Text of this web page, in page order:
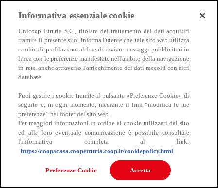
Carne
Carne
Bovino
Informativa essenziale cookie
Unicoop Etruria S.C., titolare del trattamento dei dati acquisiti
tramite il presente sito, informa l'utente che tale sito web utilizza
cookie di profilazione al fine di inviare messaggi pubblicitari in
linea con le preferenze manifestate nell'ambito della navigazione
in rete, anche attraverso l'arricchimento dei dati raccolti con altri
database.
Puoi gestire i cookie tramite il pulsante «Preferenze Cookie» di
seguito e, in ogni momento, mediante il link “modifica le tue
preferenze” nel footer del sito web.
Per maggiori informazioni in ordine ai cookie utilizzati dal sito
ed alla loro eventuale comunicazione è possibile consultare
l'informativa completa al link:
https://coopacasa.coopetruria.coop.it/cookiepolicy.html
Preferenze Cookie Accetta